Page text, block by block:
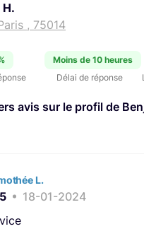
, 75014
Moins de 10 heures
Délai de réponse
avis sur le profil de
L.
5
18-01-2024